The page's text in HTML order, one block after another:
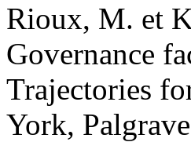
Rioux, M. et
Governance
Trajectories
York,